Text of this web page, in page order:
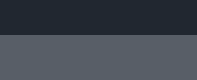
Seconda